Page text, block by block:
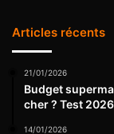
Articles récents
21/01/2026
Budget
cher ? Test 2026
14/01/2026